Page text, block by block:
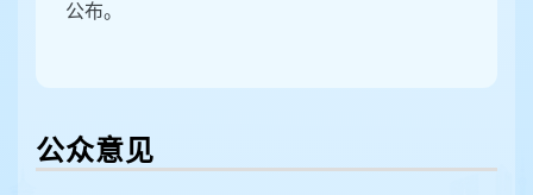
公布。
公众意见